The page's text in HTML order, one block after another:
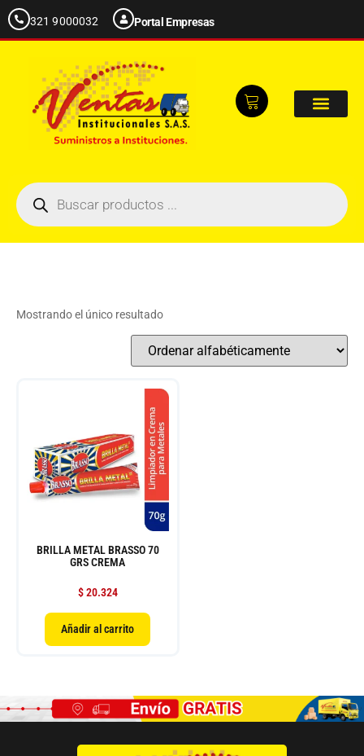
321 9000032 Portal Empresas
Mostrando el único resultado
BRILLA METAL BRASSO 70
GRS CREMA
$20.324
Añadir al carrito